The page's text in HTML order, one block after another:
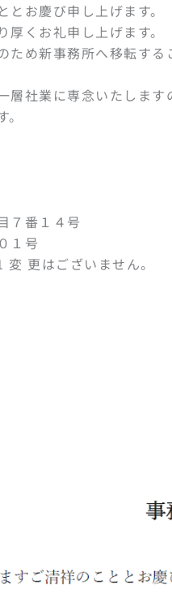
お慶び申し上げます。
くお礼申し上げます。
ため新事務所へ移転する
層社業に専念いたしま
７番１４号
１号
更はございません。